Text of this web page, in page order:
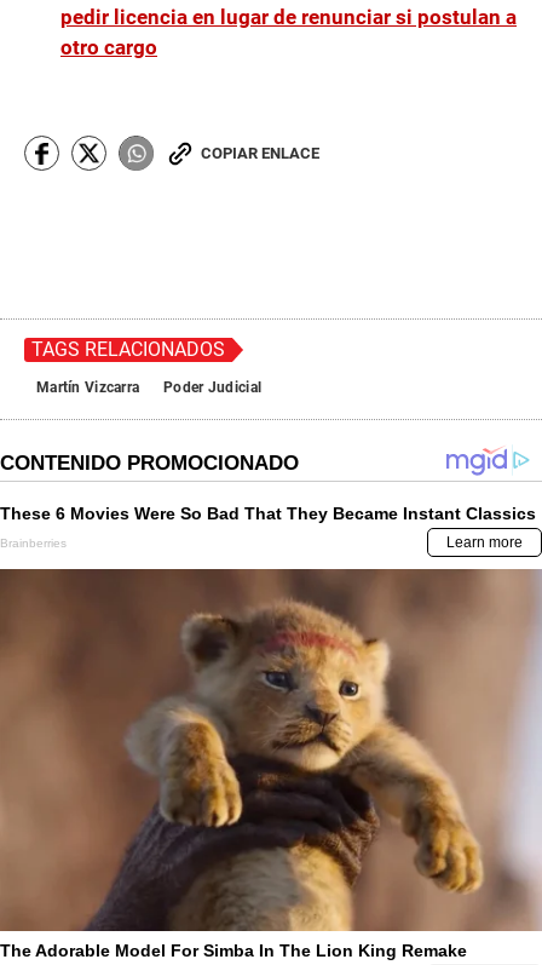
pedir licencia en lugar de renunciar si postulan a
otro cargo
COPIAR ENLACE
TAGS RELACIONADOS
Martín Vizcarra Poder Judicial